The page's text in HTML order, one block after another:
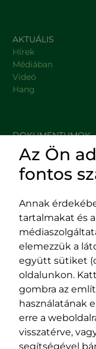
AKTUÁLIS
Hírek
Médiában
Videó
Hang
DOKUMENTUMOK
HASZNOS LINKEK
400029
Fürdő (Card. Iuliu
tel/fax:0723
email:
Az Ön
fontos
Annak
tartalmakat és
elemezzük a
együtt sütiket
oldalunkon.
gombra az
használatának
erre a
visszatérve,
segítségével